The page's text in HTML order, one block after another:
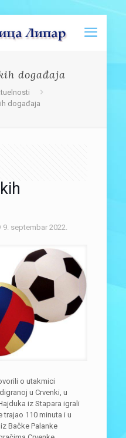
događaja
događaja
9. septembar 2022.
o utakmici
u Crvenki, u
iz Stapara igrali
trajao 110 minuta i u
Bačke Palanke